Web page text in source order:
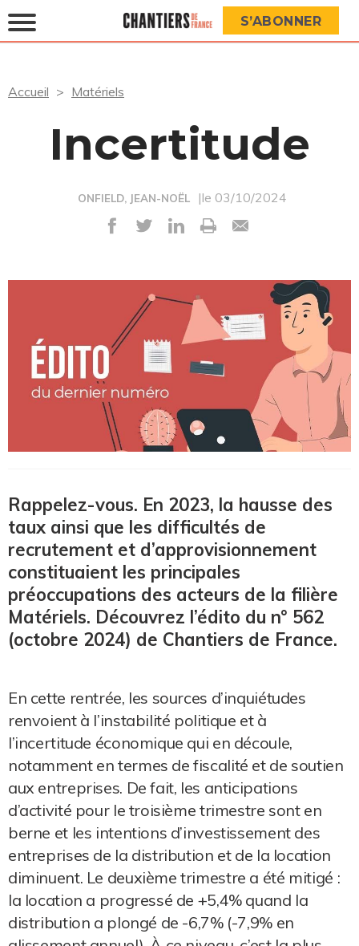
S’ABONNER
Accueil Matériels
Incertitude
ONFIELD, JEAN-NOËL |le 03/10/2024
Rappelez-vous. En 2023, la hausse des
taux ainsi que les difficultés de
recrutement et d’approvisionnement
constituaient les principales
préoccupations des acteurs de la filière
Matériels. Découvrez l’édito du n° 562
(octobre 2024) de Chantiers de France.
En cette rentrée, les sources d’inquiétudes
renvoient à l’instabilité politique et à
l’incertitude économique qui en découle,
notamment en termes de fiscalité et de soutien
aux entreprises. De fait, les anticipations
d’activité pour le troisième trimestre sont en
berne et les intentions d’investissement des
entreprises de la distribution et de la location
diminuent. Le deuxième trimestre a été mitigé :
la location a progressé de +5,4% quand la
distribution a plongé de -6,7% (-7,9% en